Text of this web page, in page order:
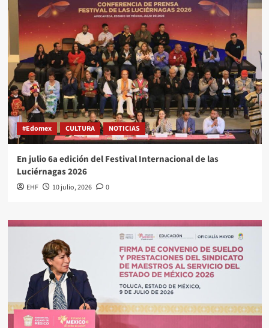
#Edomex CULTURA NOTICIAS
En julio 6a edición del Festival Internacional de las
Luciérnagas 2026
EHF 10 julio, 2026 0